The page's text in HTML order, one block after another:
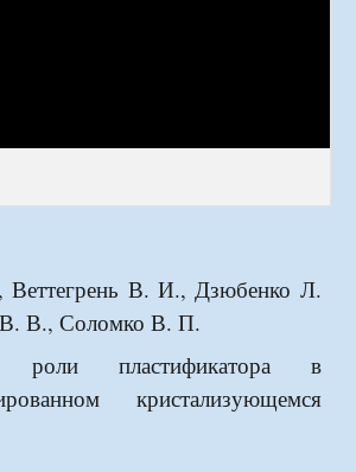
В. И., Дзюбенко Л.
В., Соломко В. П.
роли пластификатора в
кристализующемся